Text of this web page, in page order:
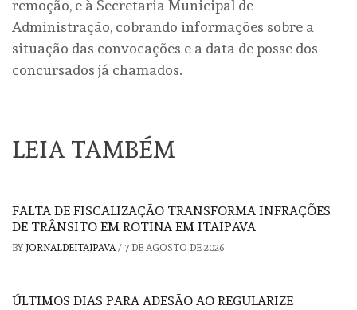
remoção, e à Secretaria Municipal de
Administração, cobrando informações sobre a
situação das convocações e a data de posse dos
concursados já chamados.
LEIA TAMBÉM
FALTA DE FISCALIZAÇÃO TRANSFORMA INFRAÇÕES
DE TRÂNSITO EM ROTINA EM ITAIPAVA
BY JORNALDEITAIPAVA/ 7 DE AGOSTO DE 2026
ÚLTIMOS DIAS PARA ADESÃO AO REGULARIZE